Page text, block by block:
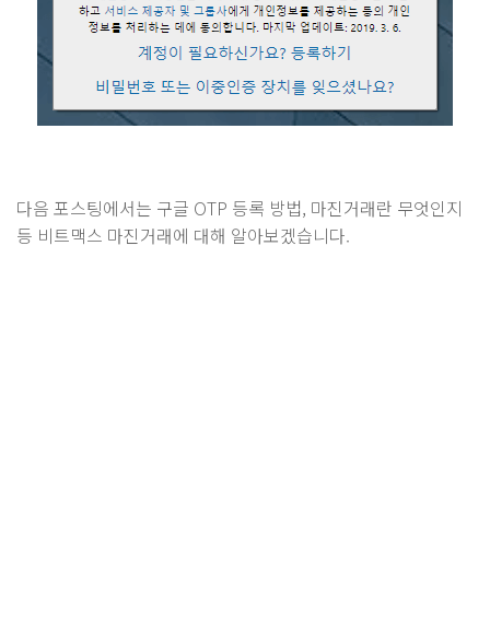
다음 포스팅에서는 구글 OTP 등록 방법, 마진거래란 무엇인지
등 비트맥스 마진거래에 대해 알아보겠습니다.